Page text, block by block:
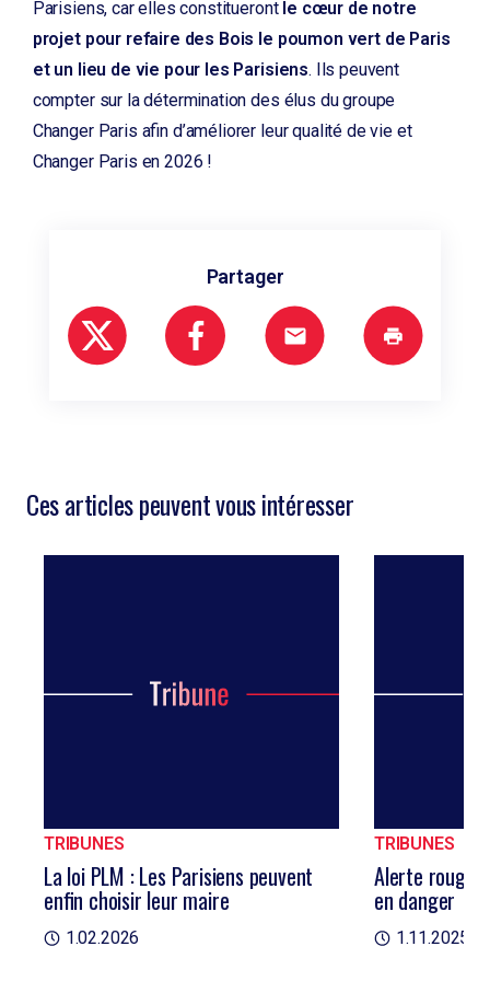
Parisiens, car elles constitueront le cœur de notre
projet pour refaire des Bois le poumon vert de Paris
et un lieu de vie pour les Parisiens. Ils peuvent
compter sur la détermination des élus du groupe
Changer Paris afin d’améliorer leur qualité de vie et
Changer Paris en 2026 !
Partager
Ces articles peuvent vous intéresser
TRIBUNES
La loi PLM : Les Parisiens peuvent
enfin choisir leur maire
1.02.2026
TRIBUNES
Alerte rouge
en danger
1.11.2025